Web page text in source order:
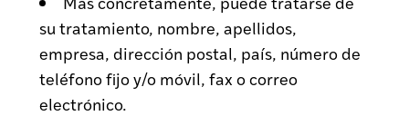
su tratamiento, nombre, apellidos,
empresa, dirección postal, país, número de
teléfono fijo y/o móvil, fax o correo
electrónico.